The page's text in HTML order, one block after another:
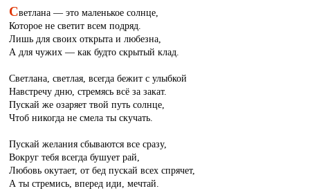
Светлана — это маленькое солнце,
Которое не светит всем подряд.
Лишь для своих открыта и любезна,
А для чужих — как будто скрытый клад.
Светлана, светлая, всегда бежит с улыбкой
Навстречу дню, стремясь всё за закат.
Пускай же озаряет твой путь солнце,
Чтоб никогда не смела ты скучать.
Пускай желания сбываются все сразу,
Вокруг тебя всегда бушует рай,
Любовь окутает, от бед пускай всех спрячет,
А ты стремись, вперед иди, мечтай.